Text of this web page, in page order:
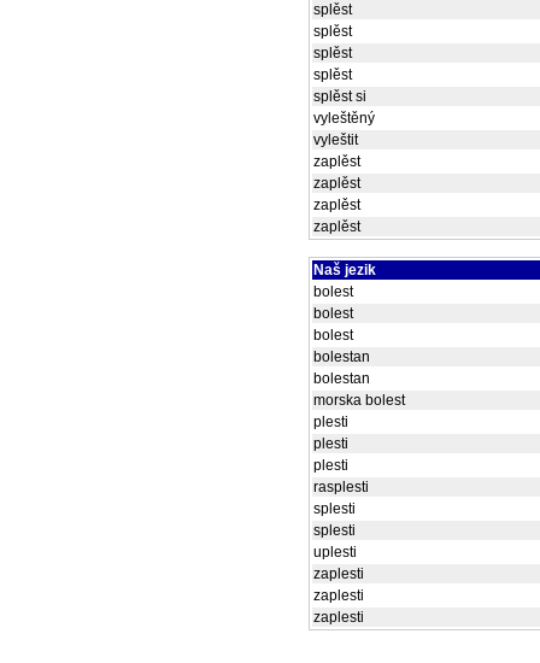
splěst
splěst
splěst
splěst
splěst si
vyleštěný
vyleštit
zaplěst
zaplěst
zaplěst
zaplěst
Naš jezik
bolest
bolest
bolest
bolestan
bolestan
morska bolest
plesti
plesti
plesti
rasplesti
splesti
splesti
uplesti
zaplesti
zaplesti
zaplesti